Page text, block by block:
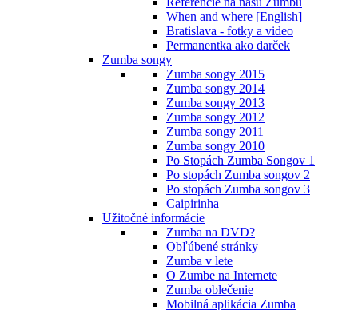
When and where [English]
Bratislava - fotky a video
Permanentka ako darček
Zumba songy
Zumba songy 2015
Zumba songy 2014
Zumba songy 2013
Zumba songy 2012
Zumba songy 2011
Zumba songy 2010
Po Stopách Zumba Songov 1
Po stopách Zumba songov 2
Po stopách Zumba songov 3
Caipirinha
Užitočné informácie
Zumba na DVD?
Obľúbené stránky
Zumba v lete
O Zumbe na Internete
Zumba oblečenie
Mobilná aplikácia Zumba